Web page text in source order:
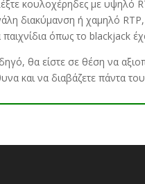
κουλοχέρηδες με υψηλό
διακύμανση ή χαμηλό RTP,
παιχνίδια όπως το blackjack
,θα είστε σε θέση να
και να διαβάζετε πάντα